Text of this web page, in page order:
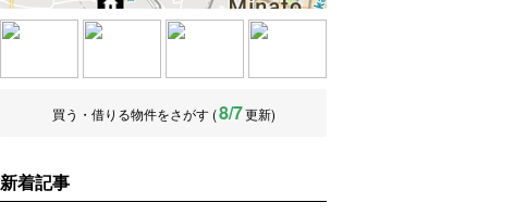
買う・借りる物件をさがす (8/7更新)
新着記事